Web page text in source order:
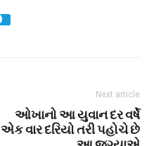
Next article
ઓખાનો આ યુવાન દર વર્ષે
એક વાર દરિયો તરી પહોચે છે